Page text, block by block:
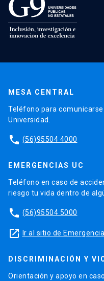
MESA CENTRAL
Teléfono para
Universidad.
phone (56)95504 4000
EMERGENCIAS UC
Teléfono en caso de
riesgo tu vida dentro de
phone (56)95504 5000
launch Ir al sitio de
DISCRIMINACIÓN Y
Orientación y apoyo en